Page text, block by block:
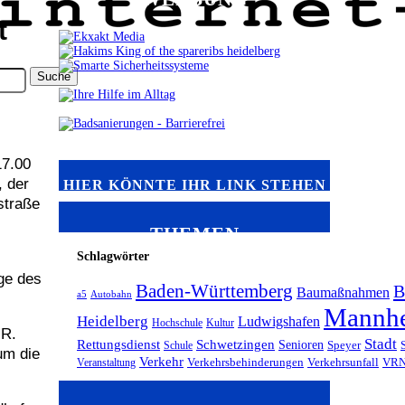
der
des
die
HIER KÖNNTE IHR LINK STEHEN
THEMEN
Schlagwörter
a5 Autobahn Baden-Württemberg Baumaßnahmen
Heidelberg Hochschule Kultur Ludwigshafen
Rettungsdienst Schule Schwetzingen Senioren Speyer Stadt
Veranstaltung Verkehr Verkehrsbehinderungen Verkehrsunfall